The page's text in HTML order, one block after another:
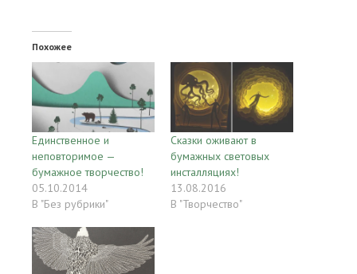
Похожее
Единственное и
неповторимое —
бумажное творчество!
05.10.2014
В "Без рубрики"
Сказки оживают в
бумажных световых
инсталляциях!
13.08.2016
В "Творчество"